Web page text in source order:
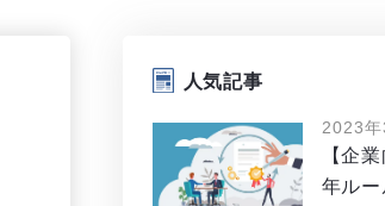
人気記事
2023年
【企
年ルー